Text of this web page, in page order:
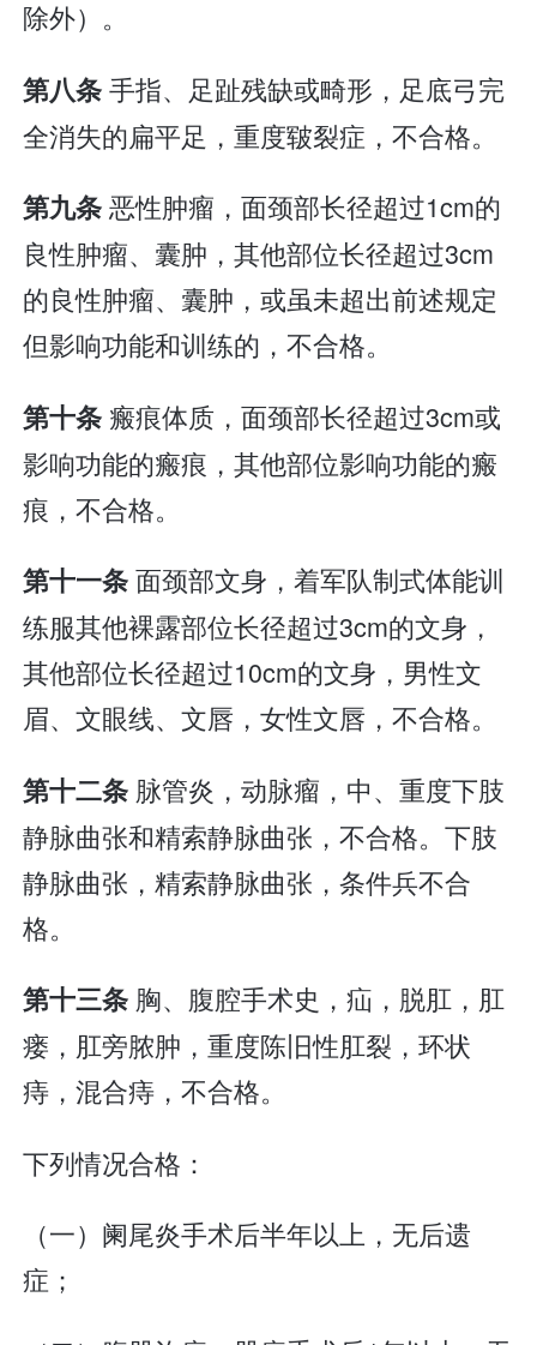
除外）。
第八条手指、足趾残缺或畸形，足底弓完
全消失的扁平足，重度皲裂症，不合格。
第九条恶性肿瘤，面颈部长径超过1cm的
良性肿瘤、囊肿，其他部位长径超过3cm
的良性肿瘤、囊肿，或虽未超出前述规定
但影响功能和训练的，不合格。
第十条 瘢痕体质，面颈部长径超过3cm或
影响功能的瘢痕，其他部位影响功能的瘢
痕，不合格。
第十一条面颈部文身，着军队制式体能训
练服其他裸露部位长径超过3cm的文身，
其他部位长径超过10cm的文身，男性文
眉、文眼线、文唇，女性文唇，不合格。
第十二条 脉管炎，动脉瘤，中、重度下肢
静脉曲张和精索静脉曲张，不合格。下肢
静脉曲张，精索静脉曲张，条件兵不合
格。
第十三条 胸、腹腔手术史，疝，脱肛，肛
瘘，肛旁脓肿，重度陈旧性肛裂，环状
痔，混合痔，不合格。
下列情况合格：
（一）阑尾炎手术后半年以上，无后遗
症；